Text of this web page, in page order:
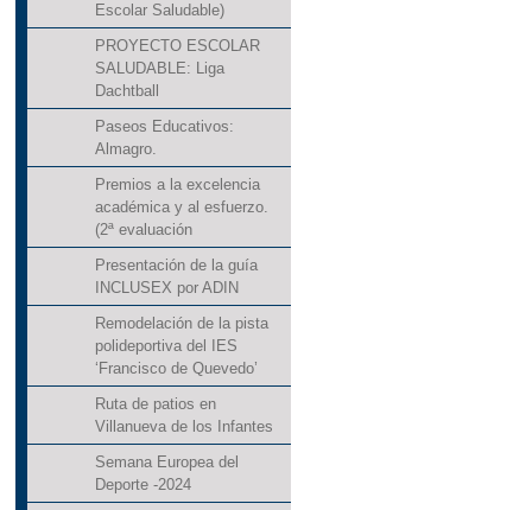
Escolar Saludable)
PROYECTO ESCOLAR
SALUDABLE: Liga
Dachtball
Paseos Educativos:
Almagro.
Premios a la excelencia
académica y al esfuerzo.
(2ª evaluación
Presentación de la guía
INCLUSEX por ADIN
Remodelación de la pista
polideportiva del IES
‘Francisco de Quevedo’
Ruta de patios en
Villanueva de los Infantes
Semana Europea del
Deporte -2024